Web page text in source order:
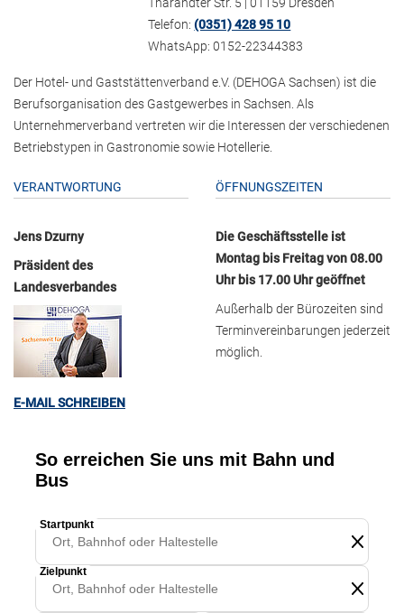
Telefon:(0351) 428 95 10
WhatsApp: 0152-22344383
Der Hotel- und Gaststättenverband e.V. (DEHOGA Sachsen) ist die
Berufsorganisation des Gastgewerbes in Sachsen. Als
Unternehmerverband vertreten wir die Interessen der verschiedenen
Betriebstypen in Gastronomie sowie Hotellerie.
VERANTWORTUNG
Jens Dzurny
Präsident des
Landesverbandes
E-MAIL SCHREIBEN
ÖFFNUNGSZEITEN
Die Geschäftsstelle ist
Montag bis Freitag von 08.00
Uhr bis 17.00 Uhr geöffnet
Außerhalb der Bürozeiten sind
Terminvereinbarungen jederzeit
möglich.